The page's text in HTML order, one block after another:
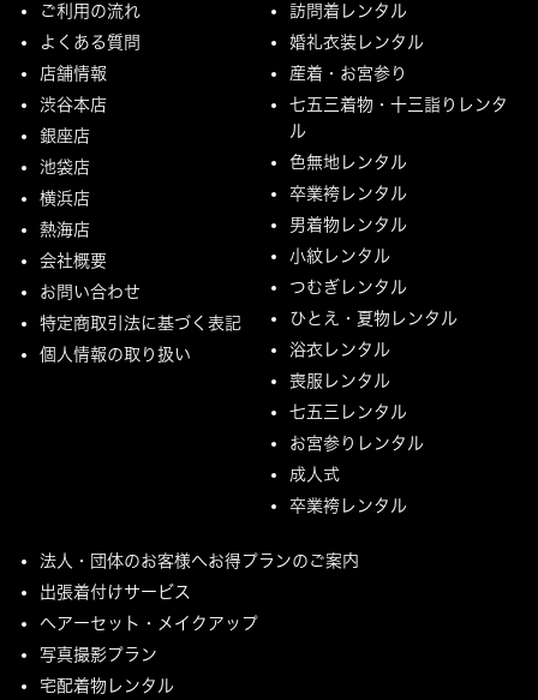
ご利用の流れ
よくある質問
店舗情報
渋谷本店
銀座店
池袋店
横浜店
熱海店
会社概要
お問い合わせ
特定商取引法に基づく表記
個人情報の取り扱い
訪問着レンタル
婚礼衣装レンタル
産着・お宮参り
七五三着物・十三詣りレンタ
ル
色無地レンタル
卒業袴レンタル
男着物レンタル
小紋レンタル
つむぎレンタル
ひとえ・夏物レンタル
浴衣レンタル
喪服レンタル
七五三レンタル
お宮参りレンタル
成人式
卒業袴レンタル
法人・団体のお客様へお得プランのご案内
出張着付けサービス
ヘアーセット・メイクアップ
写真撮影プラン
宅配着物レンタル